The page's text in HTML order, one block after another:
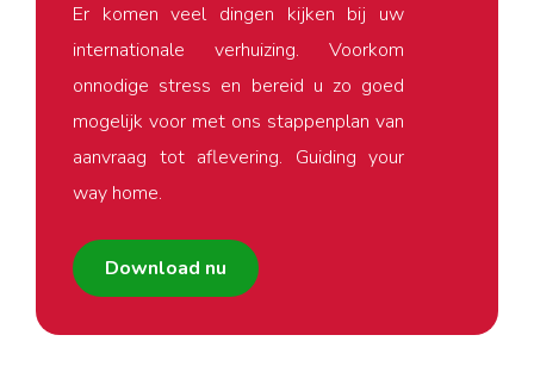
Er komen veel dingen kijken bij uw
internationale verhuizing. Voorkom
onnodige stress en bereid u zo goed
mogelijk voor met ons stappenplan van
aanvraag tot aflevering. Guiding your
way home.
Download nu